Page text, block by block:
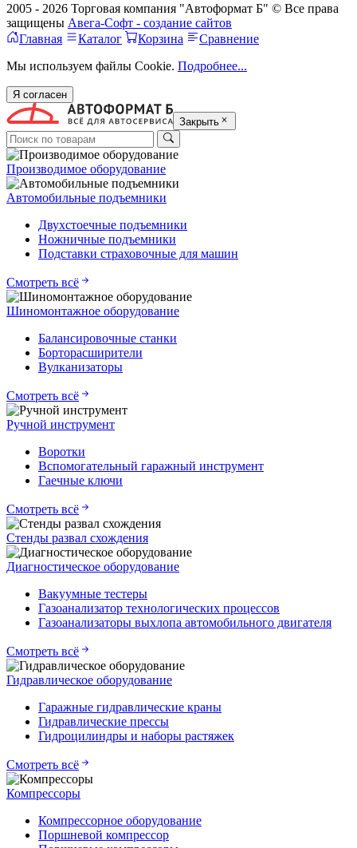
2005 - 2026 Торговая компания "Автоформат Б" © Все права
защищены Авега-Софт - создание сайтов
Главная
Каталог Корзина
Сравнение
Мы используем файлы Cookie. Подробнее...
Я согласен
Закрыть
Производимое оборудование
Автомобильные подъемники
Двухстоечные подъемники
Ножничные подъемники
Подставки страховочные для машин
Смотреть всё
Шиномонтажное оборудование
Балансировочные станки
Борторасширители
Вулканизаторы
Смотреть всё
Ручной инструмент
Воротки
Вспомогательный гаражный инструмент
Гаечные ключи
Смотреть всё
Стенды развал схождения
Диагностическое оборудование
Вакуумные тестеры
Газоанализатор технологических процессов
Газоанализаторы выхлопа автомобильного двигателя
Смотреть всё
Гидравлическое оборудование
Гаражные гидравлические краны
Гидравлические прессы
Гидроцилиндры и наборы растяжек
Смотреть всё
Компрессоры
Компрессорное оборудование
Поршневой компрессор